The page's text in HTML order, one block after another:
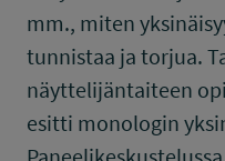
mm., miten
tunnistaa ja torjua.
näyttelijäntaiteen
esitti monologin